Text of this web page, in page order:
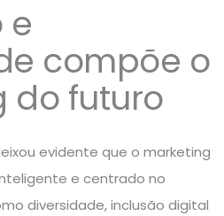
e
compõe o
do futuro
evidente que o marketing
e centrado no
diversidade, inclusão digital